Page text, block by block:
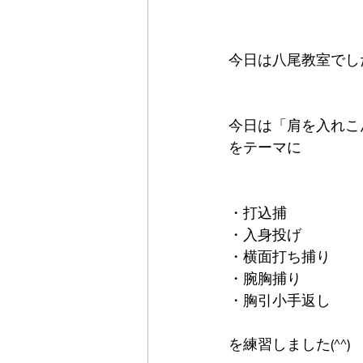
今日は八尾教室でし
今日は「肩を入れこ
をテーマに
・打込捕
・入身投げ
・横面打ち捕り
・腕胸捕り
・胸引小手返し
を練習しました(^^)